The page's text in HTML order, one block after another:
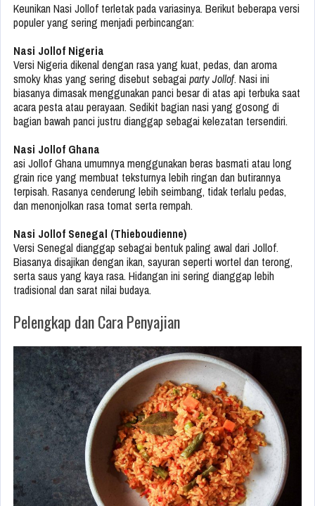
Keunikan Nasi Jollof terletak pada variasinya. Berikut beberapa versi
populer yang sering menjadi perbincangan:
Nasi Jollof Nigeria
Versi Nigeria dikenal dengan rasa yang kuat, pedas, dan aroma
smoky khas yang sering disebut sebagai party Jollof. Nasi ini
biasanya dimasak menggunakan panci besar di atas api terbuka saat
acara pesta atau perayaan. Sedikit bagian nasi yang gosong di
bagian bawah panci justru dianggap sebagai kelezatan tersendiri.
Nasi Jollof Ghana
asi Jollof Ghana umumnya menggunakan beras basmati atau long
grain rice yang membuat teksturnya lebih ringan dan butirannya
terpisah. Rasanya cenderung lebih seimbang, tidak terlalu pedas,
dan menonjolkan rasa tomat serta rempah.
Nasi Jollof Senegal (Thieboudienne)
Versi Senegal dianggap sebagai bentuk paling awal dari Jollof.
Biasanya disajikan dengan ikan, sayuran seperti wortel dan terong,
serta saus yang kaya rasa. Hidangan ini sering dianggap lebih
tradisional dan sarat nilai budaya.
Pelengkap dan Cara Penyajian